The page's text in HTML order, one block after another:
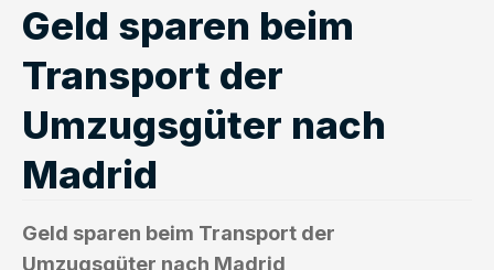
Geld sparen beim
Transport der
Umzugsgüter nach
Madrid
Geld sparen beim Transport der
Umzugsgüter nach Madrid